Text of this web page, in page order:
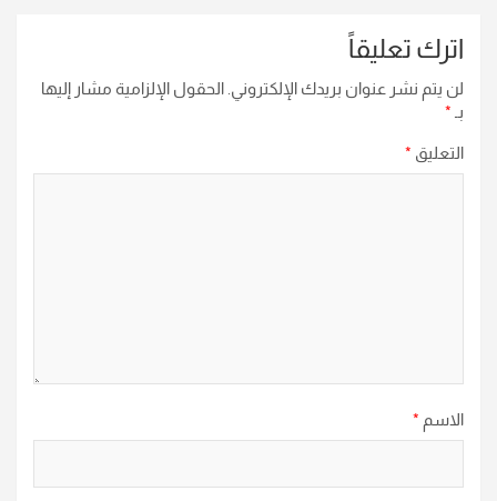
اترك تعليقاً
لن يتم نشر عنوان بريدك الإلكتروني. الحقول الإلزامية مشار إليها
بـ *
التعليق *
الاسم *